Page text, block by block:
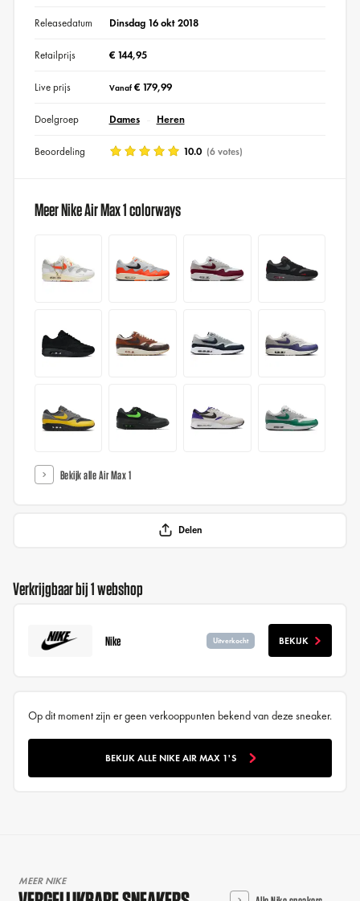
Releasedatum Dinsdag 16 okt 2018
Retailprijs € 144,95
Live prijs Vanaf€ 179,99
Doelgroep Dames Heren
Beoordeling 10.0 (6 votes)
Meer Nike Air Max 1 colorways
Bekijk alle Air Max 1
Delen
Verkrijgbaar bij 1 webshop
Nike Uitverkocht BEKIJK
Op dit moment zijn er geen verkooppunten bekend van deze sneaker.
BEKIJK ALLE NIKE AIR MAX 1'S
MEER NIKE